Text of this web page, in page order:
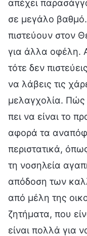
απέχει
σε μεγάλο βαθμό.
πιστεύουν στον
για άλλα οφέλη.
τότε δεν
να λάβεις τις
μελαγχολία. Πώς
πει να είναι το
αφορά τα
περιστατικά,
τη νοσηλεία
απόδοση των
από μέλη της
ζητήματα, που
είναι πολλά για